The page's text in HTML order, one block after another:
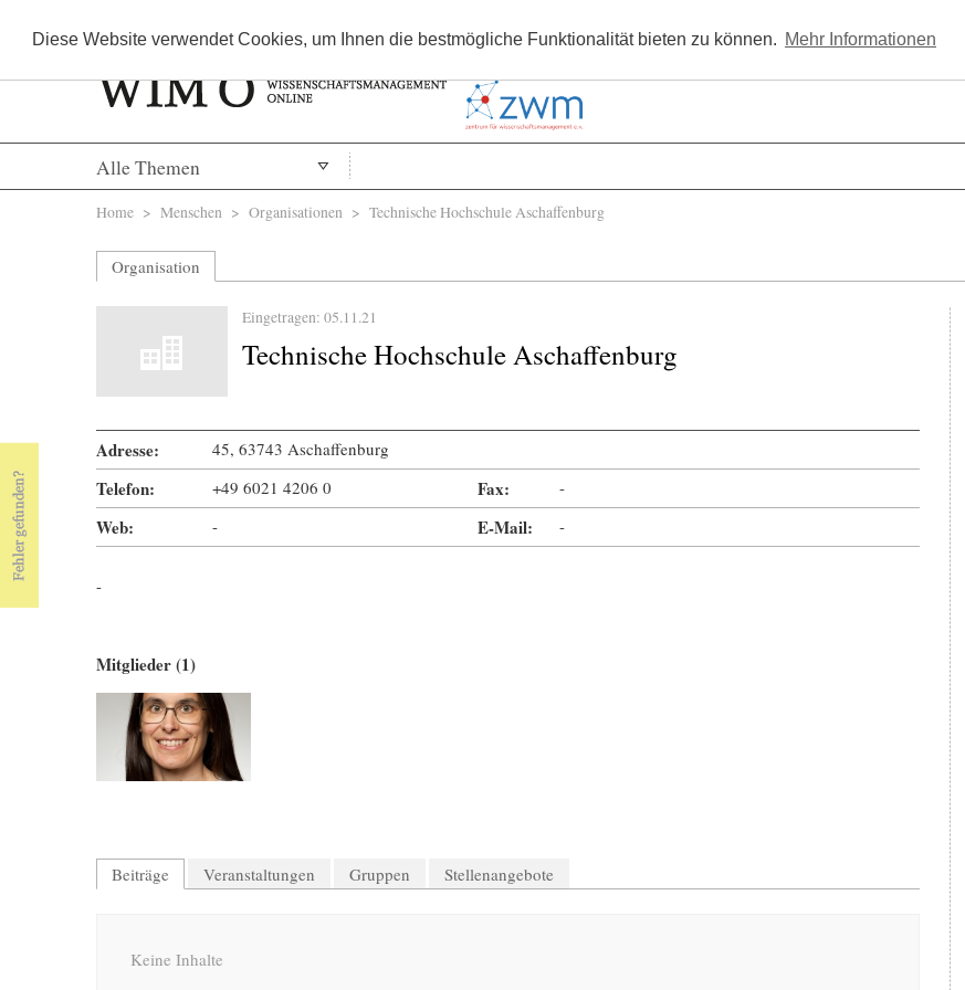
Diese Website verwendet Cookies, um Ihnen die bestmögliche Funktionalität bieten zu können. Mehr Informationen
Kostenlos registrieren
Alle Themen
Sie sind hier
Home > Menschen > Organisationen > Technische Hochschule Aschaffenburg
Organisation
Eingetragen: 05.11.21
Technische Hochschule Aschaffenburg
Adresse: 45, 63743 Aschaffenburg
Telefon: +49 6021 4206 0 Fax: -
Web: - E-Mail: -
-
Mitglieder (1)
Beiträge Veranstaltungen Gruppen Stellenangebote
Keine Inhalte